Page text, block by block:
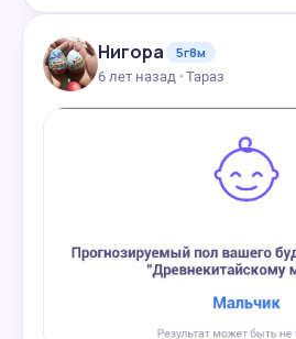
Нигора
5г8м
6 лет назад · Тараз